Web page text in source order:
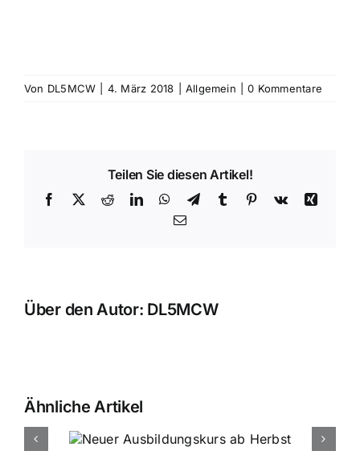
Von DL5MCW 4. März 2018 Allgemein 0 Kommentare
Teilen Sie diesen Artikel!
Facebook
X RedditLinkedInWhatsApp
TelegramTumblr Pinterest
Vk
Xing
E-
Über den Autor: DL5MCW
Ähnliche Artikel
ab August OV Abend am 07.08.2026 in